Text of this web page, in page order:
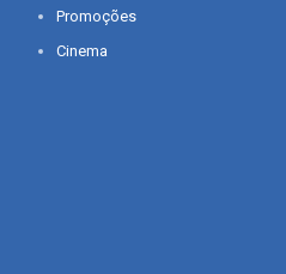
Promoções
Cinema